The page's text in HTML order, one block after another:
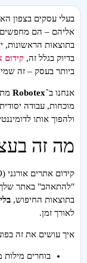
בעלי עסקים בצפון
אליהם – הם
בתוצאות הראשונות,
בדיוק בגלל זה, קידום
ביותר בעסק – זה
אנחנו ב־Robotex
מוכחות, עבודה
ולהפוך אותו
מה זה
"להתאהב" באתר
בתוצאות החיפוש,
לאורך זמן.
איך עושים את זה
בוחרים